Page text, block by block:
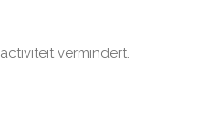
vermindert.